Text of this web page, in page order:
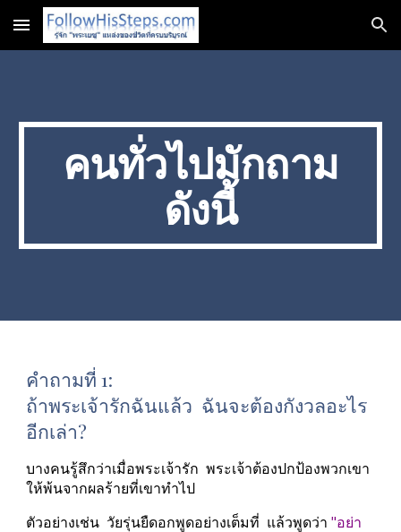
Skip to main content Skip to navigation
คนทั่วไปมักถาม
ดังนี้
คำถามที่ 1:
ถ้าพระเจ้ารักฉันแล้ว  ฉันจะต้องกังวลอะไร
อีกเล่า?
บางคนรู้สึกว่าเมื่อพระเจ้ารัก  พระเจ้าต้องปกป้องพวกเขา
ให้พ้นจากผลร้ายที่เขาทำไป
ตัวอย่างเช่น  วัยรุ่นยืดอกพูดอย่างเต็มที่  แล้วพูดว่า "อย่า